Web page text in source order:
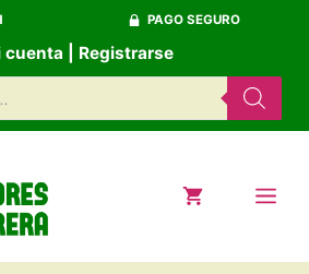
PAGO SEGURO
cuenta | Registrarse